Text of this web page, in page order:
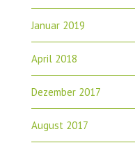
Januar 2019
April 2018
Dezember 2017
August 2017